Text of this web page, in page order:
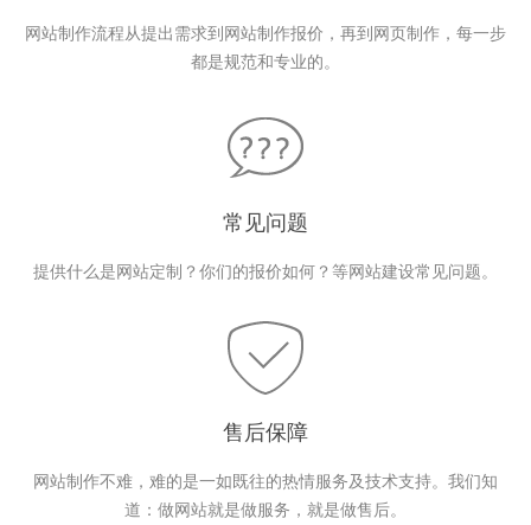
网站制作流程从提出需求到网站制作报价，再到网页制作，每一步
都是规范和专业的。
常见问题
提供什么是网站定制？你们的报价如何？等网站建设常见问题。
售后保障
网站制作不难，难的是一如既往的热情服务及技术支持。我们知
道：做网站就是做服务，就是做售后。